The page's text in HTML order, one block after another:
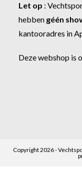
Let op :
hebben géén
kantooradres in
Deze webshop
Copyright 2026 -